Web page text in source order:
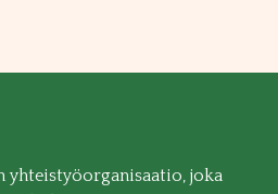
yhteistyöorganisaatio, joka